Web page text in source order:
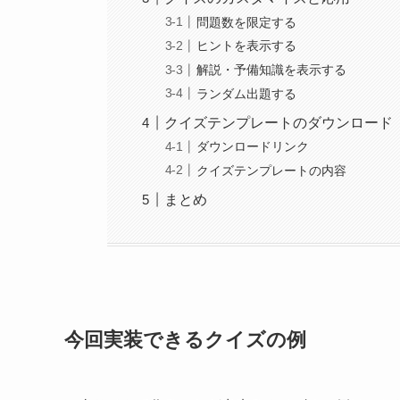
今回実装できるクイズの例
HTMLとJavaScriptを使ったクイズ作
問題数を限定する
ヒントを表示する